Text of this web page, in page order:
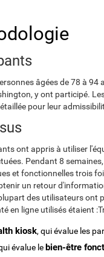
âgées de 78 à 94
y ont participé.
pour leur
ont appris à utiliser
Pendant 8
et fonctionnelles trois
un retour
des utilisateurs ont
en ligne utilisés étaient
kiosk, qui évalue les
évalue lebien-être